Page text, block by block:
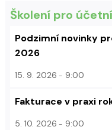
Školení pro účetní
Podzimní novinky
2026
15. 9. 2026 9:00
Fakturace v praxi
5. 10. 2026 9:00